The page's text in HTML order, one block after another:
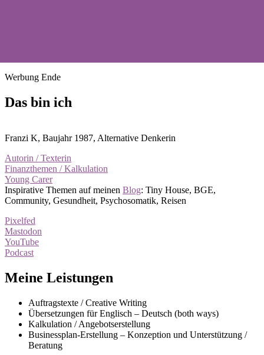
Werbung Ende
Das bin ich
Franzi K, Baujahr 1987, Alternative Denkerin
Autorin / Texterin
Finanzthemen / Kalkulation
Young Carer
Inspirative Themen auf meinen Blog: Tiny House, BGE,
Community, Gesundheit, Psychosomatik, Reisen
Pixelfed
Mastodon
YouTube
Podcast
Meine Leistungen
Auftragstexte / Creative Writing
Übersetzungen für Englisch – Deutsch (both ways)
Kalkulation / Angebotserstellung
Businessplan-Erstellung – Konzeption und Unterstützung /
Beratung